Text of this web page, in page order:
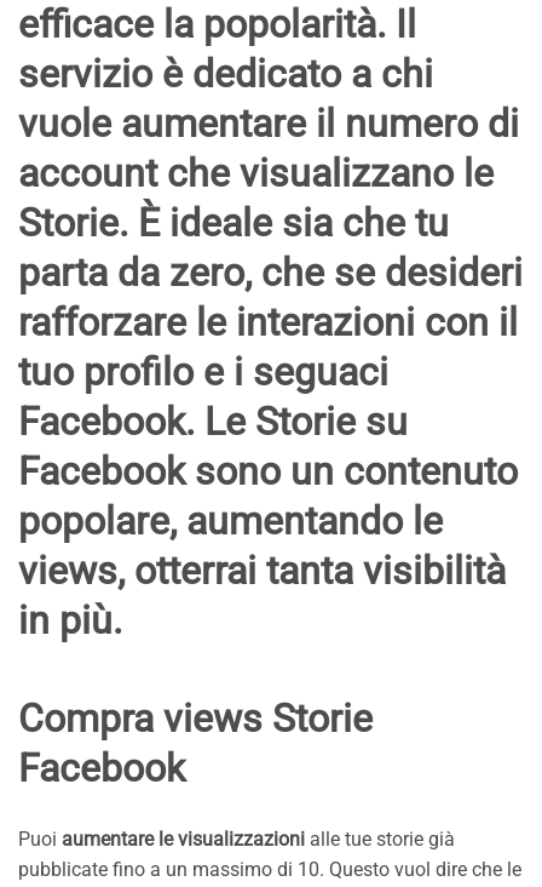
efficace la popolarità. Il
servizio è dedicato a chi
vuole aumentare il numero di
account che visualizzano le
Storie. È ideale sia che tu
parta da zero, che se desideri
rafforzare le interazioni con il
tuo profilo e i seguaci
Facebook. Le Storie su
Facebooksono un contenuto
popolare, aumentando le
views, otterrai tanta visibilità
in più.
Compra views Storie
Facebook
Puoi aumentare le visualizzazioni alle tue storie già
pubblicate fino a un massimo di 10. Questo vuol dire che le